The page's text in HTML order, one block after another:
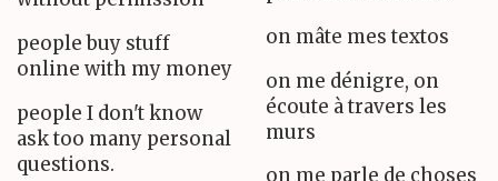
people buy stuff
online with my money
people I don't know
ask too many personal
questions.
on mâte mes textos
on me dénigre, on
écoute à travers les
murs
on me parle de choses